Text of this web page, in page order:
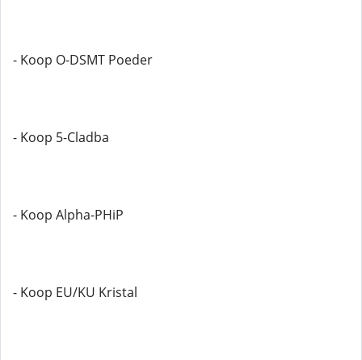
- Koop O-DSMT Poeder
- Koop 5-Cladba
- Koop Alpha-PHiP
- Koop EU/KU Kristal